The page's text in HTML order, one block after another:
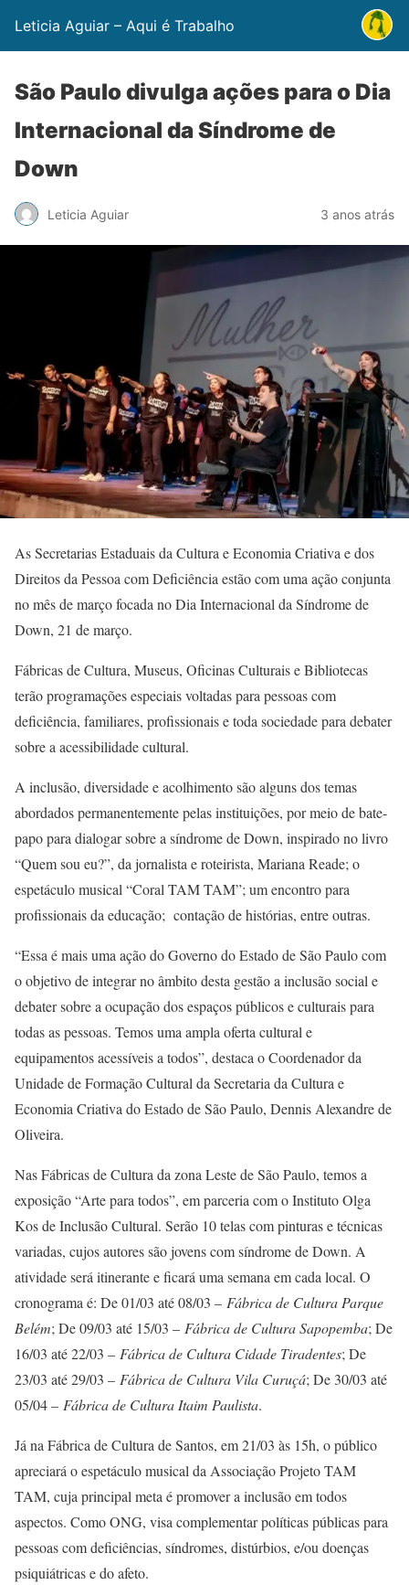
Leticia Aguiar – Aqui é Trabalho
São Paulo divulga ações para o Dia
Internacional da Síndrome de
Down
Leticia Aguiar 3 anos atrás
As Secretarias Estaduais da Cultura e Economia Criativa e dos
Direitos da Pessoa com Deficiência estão com uma ação conjunta
no mês de março focada no Dia Internacional da Síndrome de
Down, 21 de março.
Fábricas de Cultura, Museus, Oficinas Culturais e Bibliotecas
terão programações especiais voltadas para pessoas com
deficiência, familiares, profissionais e toda sociedade para debater
sobre a acessibilidade cultural.
A inclusão, diversidade e acolhimento são alguns dos temas
abordados permanentemente pelas instituições, por meio de bate-
papo para dialogar sobre a síndrome de Down, inspirado no livro
“Quem sou eu?”, da jornalista e roteirista, Mariana Reade; o
espetáculo musical “Coral TAM TAM”; um encontro para
profissionais da educação; contação de histórias, entre outras.
“Essa é mais uma ação do Governo do Estado de São Paulo com
o objetivo de integrar no âmbito desta gestão a inclusão social e
debater sobre a ocupação dos espaços públicos e culturais para
todas as pessoas. Temos uma ampla oferta cultural e
equipamentos acessíveis a todos”, destaca o Coordenador da
Unidade de Formação Cultural da Secretaria da Cultura e
Economia Criativa do Estado de São Paulo, Dennis Alexandre de
Oliveira.
Nas Fábricas de Cultura da zona Leste de São Paulo, temos a
exposição “Arte para todos”, em parceria com o Instituto Olga
Kos de Inclusão Cultural. Serão 10 telas com pinturas e técnicas
variadas, cujos autores são jovens com síndrome de Down. A
atividade será itinerante e ficará uma semana em cada local. O
cronograma é: De 01/03 até 08/03 – Fábrica de Cultura Parque
Belém; De 09/03 até 15/03 – Fábrica de Cultura Sapopemba; De
16/03 até 22/03 – Fábrica de Cultura Cidade Tiradentes; De
23/03 até 29/03 – Fábrica de Cultura Vila Curuçá; De 30/03 até
05/04 – Fábrica de Cultura Itaim Paulista.
Já na Fábrica de Cultura de Santos, em 21/03 às 15h, o público
apreciará o espetáculo musical da Associação Projeto TAM
TAM, cuja principal meta é promover a inclusão em todos
aspectos. Como ONG, visa complementar políticas públicas para
pessoas com deficiências, síndromes, distúrbios, e/ou doenças
psiquiátricas e do afeto.